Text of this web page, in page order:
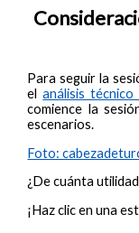
Para seguir la
elanálisis
comience la
escenarios.
Foto:
¿De cuánta
¡Haz clic en una